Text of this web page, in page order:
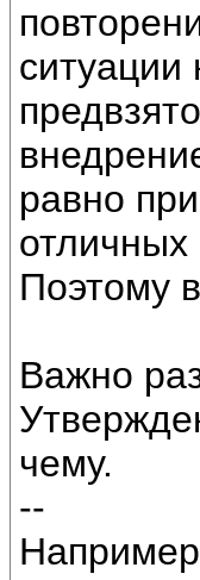
ситуации
равно
отличных
Поэтому
Важно
чему.
--